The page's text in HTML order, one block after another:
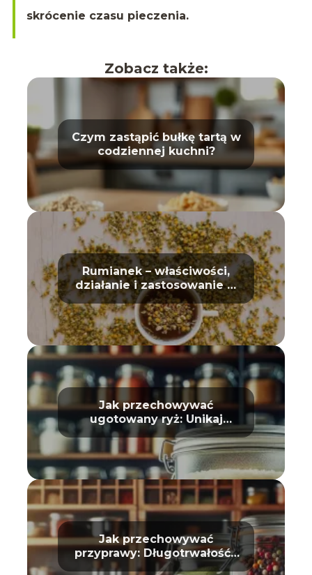
skrócenie czasu pieczenia.
Zobacz także:
Czym zastąpić bułkę tartą w
codziennej kuchni?
Rumianek – właściwości,
działanie i zastosowanie w
domu oraz kosmetyce
Jak przechowywać
ugotowany ryż: Unikaj
zepsucia
Jak przechowywać
przyprawy: Długotrwałość i
aromat